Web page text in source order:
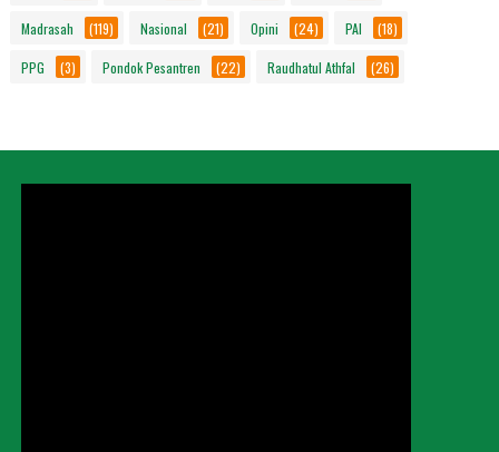
Madrasah (119) Nasional (21) Opini (24) PAI (18)
PPG (3) Pondok Pesantren (22) Raudhatul Athfal (26)